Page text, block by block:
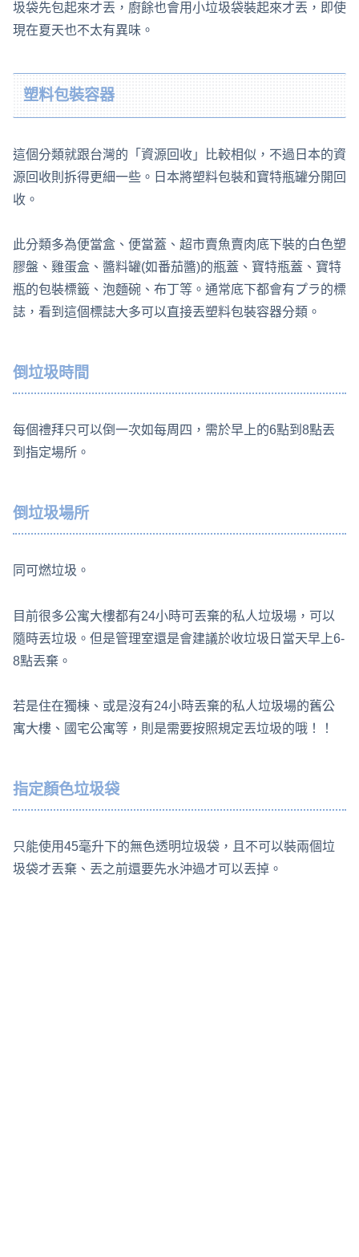
圾袋先包起來才丟，廚餘也會用小垃圾袋裝起來才丟，即使
現在夏天也不太有異味。
塑料包裝容器
這個分類就跟台灣的「資源回收」比較相似，不過日本的資
源回收則拆得更細一些。日本將塑料包裝和寶特瓶罐分開回
收。
此分類多為便當盒、便當蓋、超市賣魚賣肉底下裝的白色塑
膠盤、雞蛋盒、醬料罐(如番茄醬)的瓶蓋、寶特瓶蓋、寶特
瓶的包裝標籤、泡麵碗、布丁等。通常底下都會有プラ的標
誌，看到這個標誌大多可以直接丟塑料包裝容器分類。
倒垃圾時間
每個禮拜只可以倒一次如每周四，需於早上的6點到8點丟
到指定場所。
倒垃圾場所
同可燃垃圾。
目前很多公寓大樓都有24小時可丟棄的私人垃圾場，可以
隨時丟垃圾。但是管理室還是會建議於收垃圾日當天早上6-
8點丟棄。
若是住在獨棟、或是沒有24小時丟棄的私人垃圾場的舊公
寓大樓、國宅公寓等，則是需要按照規定丟垃圾的哦！！
指定顏色垃圾袋
只能使用45毫升下的無色透明垃圾袋，且不可以裝兩個垃
圾袋才丟棄、丟之前還要先水沖過才可以丟掉。